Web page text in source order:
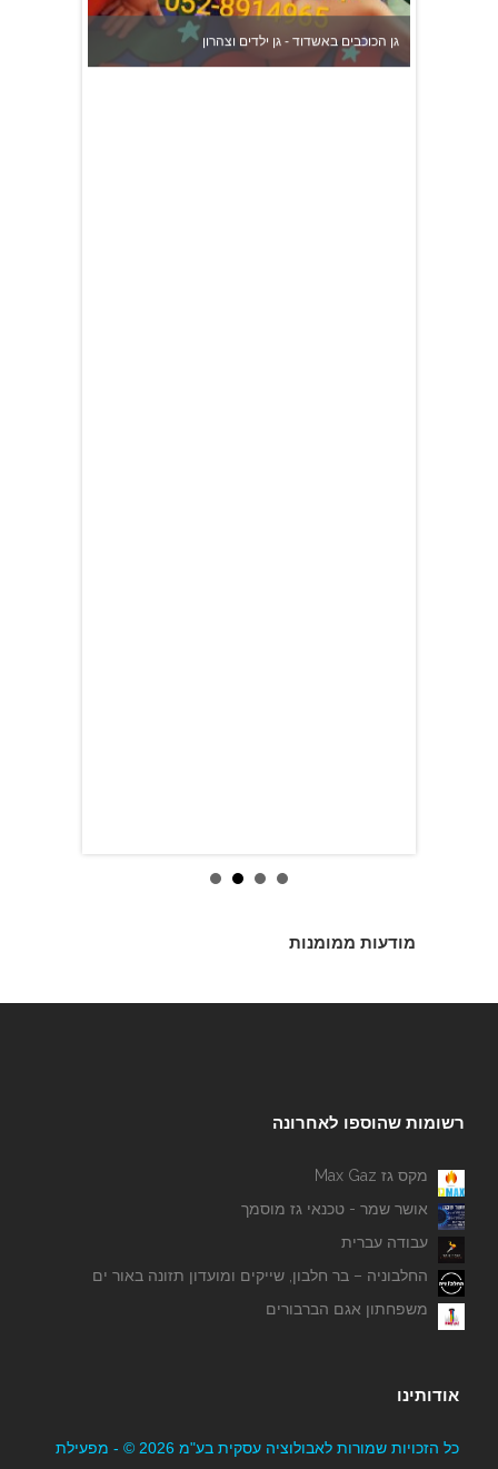
מודעות ממומנות
רשומות שהוספו לאחרונה
מקס גז Max Gaz
אושר שמר - טכנאי גז מוסמך
עבודה עברית
החלבוניה – בר חלבון, שייקים ומועדון תזונה באור ים
משפחתון אגם הברבורים
אודותינו
כל הזכויות שמורות לאבולוציה עסקית בע"מ 2026 © - מפעילת